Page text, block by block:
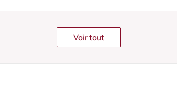
Voir tout